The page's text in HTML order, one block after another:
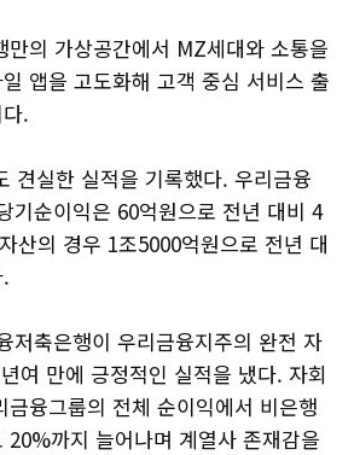
의 가상공간에서 MZ세대와 소통을
앱을 고도화해 고객 중심 서비스 출
.
견실한 실적을 기록했다. 우리금융
기순이익은 60억원으로 전년 대비 4
산의 경우 1조5000억원으로 전년 대
저축은행이 우리금융지주의 완전 자
여 만에 긍정적인 실적을 냈다. 자회
금융그룹의 전체 순이익에서 비은행
20%까지 늘어나며 계열사 존재감을